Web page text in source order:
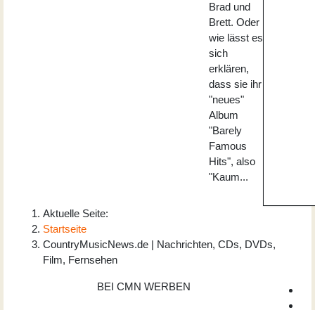
Brad und
Brett. Oder
wie lässt es
sich
erklären,
dass sie ihr
"neues"
Album
"Barely
Famous
Hits", also
"Kaum...
Aktuelle Seite:
Startseite
CountryMusicNews.de | Nachrichten, CDs, DVDs,
Film, Fernsehen
BEI CMN WERBEN